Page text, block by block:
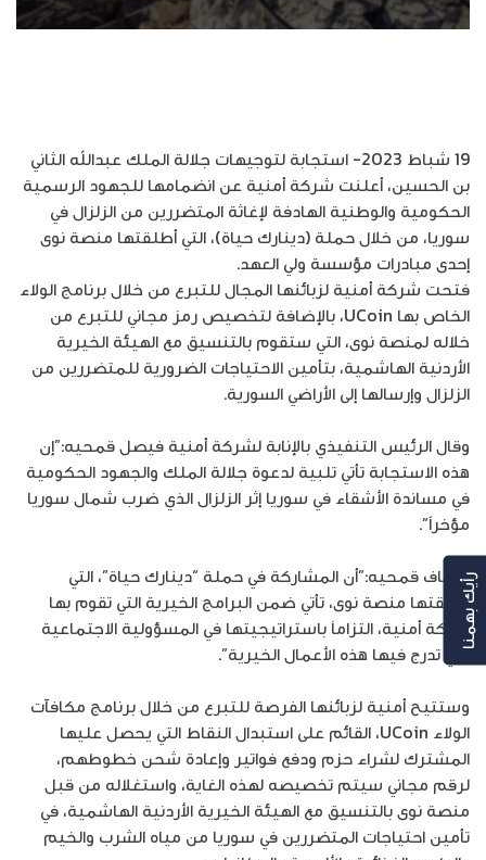
19 شباط 2023- استجابة لتوجيهات جلالة الملك عبدالله الثاني
بن الحسين، أعلنت شركة أمنية عن انضمامها للجهود الرسمية
الحكومية والوطنية الهادفة لإغاثة المتضررين من الزلزال في
سوريا، من خلال حملة (دينارك حياة)، التي أطلقتها منصة نوى
إحدى مبادرات مؤسسة ولي العهد.
فتحت شركة أمنية لزبائنها المجال للتبرع من خلال برنامج الولاء
الخاص بها UCoin، بالإضافة لتخصيص رمز مجاني للتبرع من
خلاله لمنصة نوى، التي ستقوم بالتنسيق مع الهيئة الخيرية
الأردنية الهاشمية، بتأمين الاحتياجات الضرورية للمتضررين من
الزلزال وإرسالها إلى الأراضي السورية.
وقال الرئيس التنفيذي بالإنابة لشركة أمنية فيصل قمحيه:”إن
هذه الاستجابة تأتي تلبية لدعوة جلالة الملك والجهود الحكومية
في مساندة الأشقاء في سوريا إثر الزلزال الذي ضرب شمال سوريا
مؤخراً”.
وأضاف قمحيه:”أن المشاركة في حملة “دينارك حياة”، التي
أطلقتها منصة نوى، تأتي ضمن البرامج الخيرية التي تقوم بها
شركة أمنية، التزاماَ باستراتيجيتها في المسؤولية الاجتماعية
التي تدرج فيها هذه الأعمال الخيرية”.
وستتيح أمنية لزبائنها الفرصة للتبرع من خلال برنامج مكافآت
الولاء UCoin، القائم على استبدال النقاط التي يحصل عليها
المشترك لشراء حزم ودفع فواتير وإعادة شحن خطوطهم،
لرقم مجاني سيتم تخصيصه لهذه الغاية، واستغلاله من قبل
منصة نوى بالتنسيق مع الهيئة الخيرية الأردنية الهاشمية، في
تأمين احتياجات المتضررين في سوريا من مياه الشرب والخيم
رأيك بهمنا